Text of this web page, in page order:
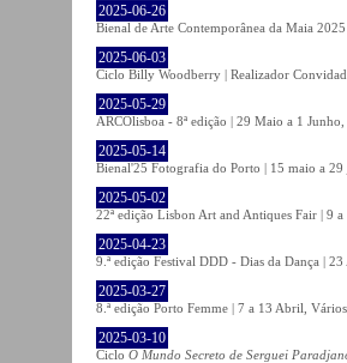
2025-06-26
Bienal de Arte Contemporânea da Maia
2025-06-03
Ciclo Billy Woodberry | Realizador
2025-05-29
ARCOlisboa - 8ª edição | 29 Maio a 1
2025-05-14
Bienal'25 Fotografia do Porto | 15 maio a
2025-05-02
22ª edição Lisbon Art and Antiques Fair | 9
2025-04-23
9.ª edição Festival DDD - Dias da Dança |
2025-03-27
8.ª edição Porto Femme | 7 a 13 Abril,
2025-03-10
Ciclo O Mundo Secreto de Serguei